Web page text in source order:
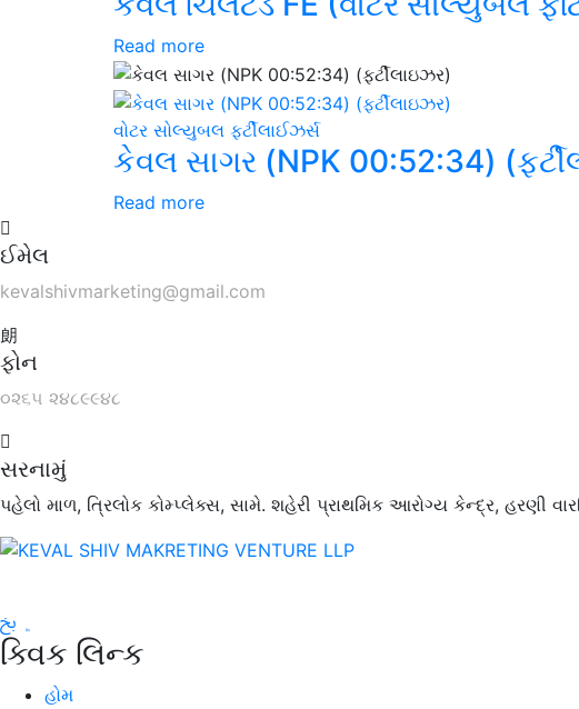
Read more
વોટર સોલ્યુબલ ફર્ટીલાઈઝર્સ
કેવલ સાગર (NPK 00:52:34)
Read more
ઈમેલ
kevalshivmarketing@gmail.com
ફોન
૦૨૬૫ ૨૪૮૯૯૪૮
સરનામું
પહેલો માળ, ત્રિલોક કોમ્પ્લેક્સ, સામે. શહેરી પ્રાથમિક આરોગ્ય કેન્દ્ર, હરણી
ક્વિક લિન્ક
હોમ